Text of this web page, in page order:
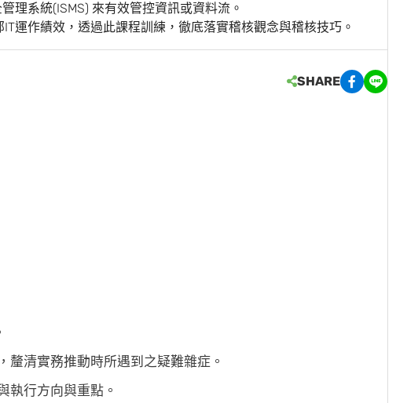
理系統(ISMS) 來有效管控資訊或資料流。
運作績效，透過此課程訓練，徹底落實稽核觀念與稽核技巧。
SHARE
釐清實務推動時所遇到之疑難雜症。
執行方向與重點。